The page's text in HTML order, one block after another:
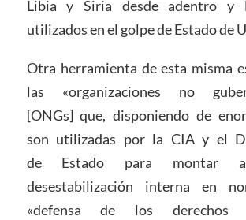
Libia y Siria desde adentro y
utilizados en el golpe de Estado de
Otra herramienta de esta misma
las «organizaciones no
[ONGs] que, disponiendo de
son utilizadas por la CIA y el
de Estado para montar
desestabilización interna en
«defensa de los derechos